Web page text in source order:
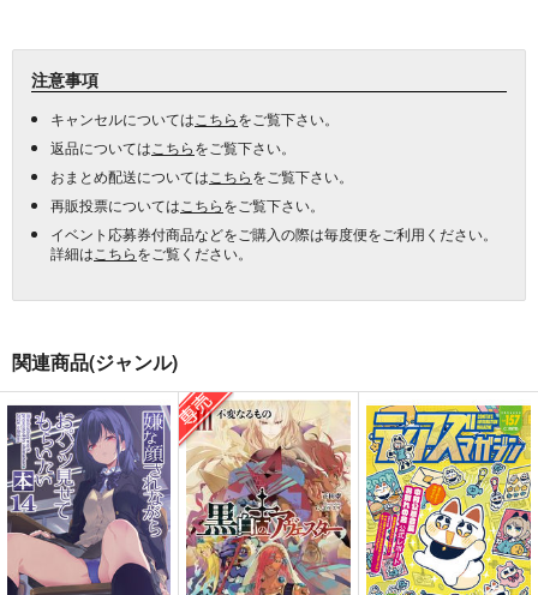
注意事項
キャンセルについては こちらをご覧下さい。
返品については こちらをご覧下さい。
おまとめ配送については こちらをご覧下さい。
再販投票については こちらをご覧下さい。
イベント応募券付商品などをご購入の際は毎度便をご利用ください。
詳細は こちらをご覧ください。
関連商品(ジャンル)